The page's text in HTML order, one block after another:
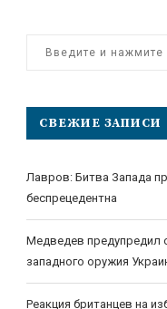
СВЕЖИЕ ЗАПИСИ
Лавров: Битва Запада
беспрецедентна
Медведев предупредил
западного оружия
Реакция британцев на